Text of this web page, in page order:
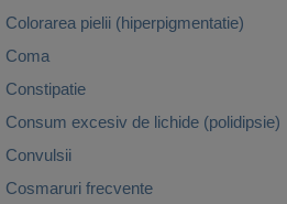
Colorarea pielii (hiperpigmentatie)
Coma
Constipatie
Consum excesiv de lichide (polidipsie)
Convulsii
Cosmaruri frecvente